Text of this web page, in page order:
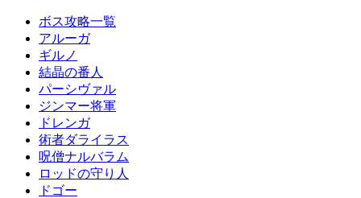
ボス攻略一覧
アルーガ
ギルノ
結晶の番人
パーシヴァル
ジンマー将軍
ドレンガ
術者ダライラス
呪僧ナルバラム
ロッドの守り人
ドゴー